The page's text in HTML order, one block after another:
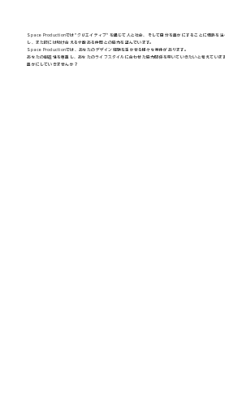
Space Productionでは"クリエイティブ"を通じて人と社会、そして自分を豊かにすることに情熱を注
し、また時には助け合える才能ある仲間との協力を望んでいます。
Space Productionでは、あなたのデザイン経験を活かせる様々な案件があります。
あなたの創造性を尊重し、あなたのライフスタイルに合わせた協力関係を築いていきたいと考えていま
豊かにしていきませんか？